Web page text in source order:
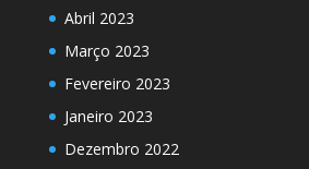
Abril 2023
Março 2023
Fevereiro 2023
Janeiro 2023
Dezembro 2022